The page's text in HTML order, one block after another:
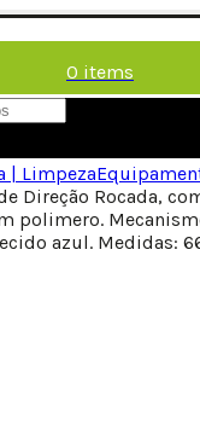
0 items
| Limpeza
Direção Rocada,
polimero.
azul. Medidas: